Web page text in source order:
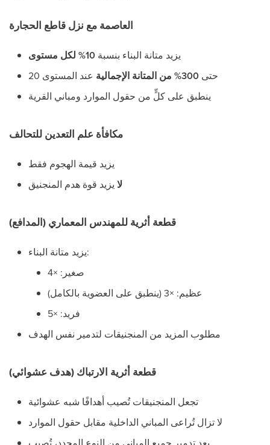
العاصمة مع نزل قاطع الحجارة
يزيد متانة البناء بنسبة 10% لكل مستوى
حتى 300% من المتانة الإجمالية
عند المستوى 20
ينطبق على كلٍّ من حقول الموارد ومباني القرية
مكافأة علم التعدين للتحالف
يزيد قيمة الهجوم فقط
لا يزيد قوة هدم المنجنيق
قطعة أثرية للمهندس المعماري (المدافع)
يزيد متانة البناء:
صغير: ×4
عظيم: ×3 (ينطبق على العضوية بالكامل)
فريد: ×5
مطلوب المزيد من المنجنيقات لتدمير نفس الهدف
قطعة أثرية الارتباك (هدف عشوائي)
تجعل المنجنيقات تُصيب أهدافًا شبه عشوائية
لا تزال تُراعى المباني الداخلية مقابل حقول الموارد